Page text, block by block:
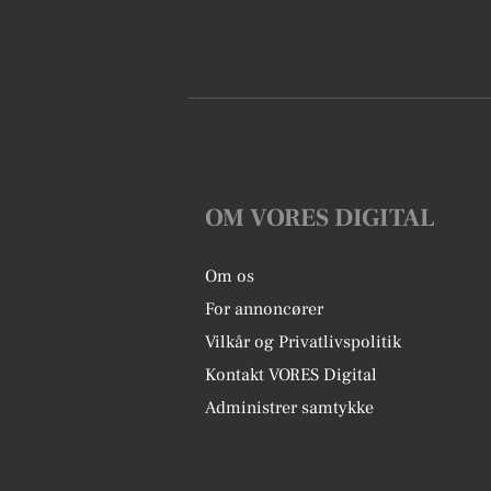
OM VORES DIGITAL
Om os
For annoncører
Vilkår og Privatlivspolitik
Kontakt VORES Digital
Administrer samtykke